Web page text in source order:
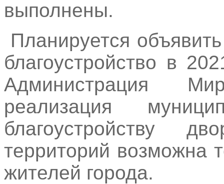
выполнены.
Планируется
благоустройство в
Администрация
реализация
благоустройству
территорий возможна
жителей города.